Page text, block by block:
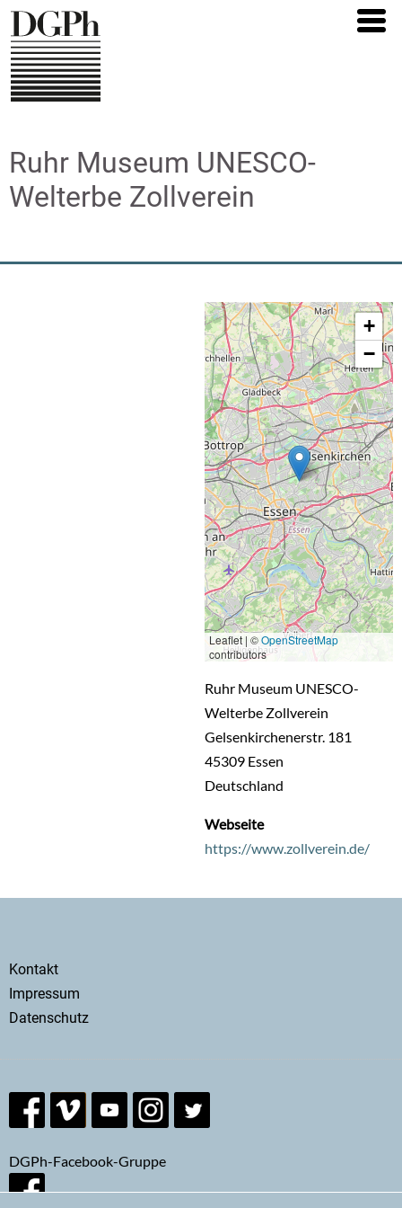
Direkt
zum
Inhalt
Ruhr Museum UNESCO-
Welterbe Zollverein
+
−
Leaflet | ©OpenStreetMap
contributors
Ruhr Museum UNESCO-
Welterbe Zollverein
Gelsenkirchenerstr. 181
45309 Essen
Deutschland
Webseite
https://www.zollverein.de/
Secondary
menu
Kontakt
Impressum
Datenschutz
DGPh-Facebook-Gruppe